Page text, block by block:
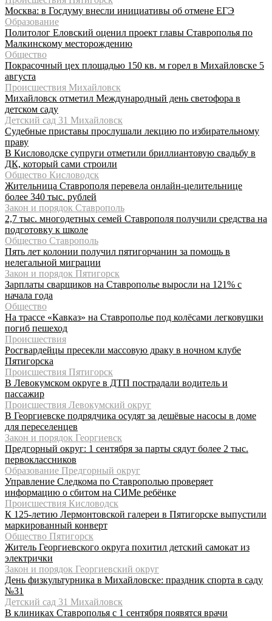
Москва: в Госдуму внесли инициативы об отмене ЕГЭ
Образование
Политолог Еловский оценил проект главы Ставрополья по
Малкинскому месторождению
Общество
Покрасочный цех площадью 150 кв. м горел в Михайловске 5
августа
Происшествия Михайловск
Михайловск отметил Международный день светофора в
детском саду
Детский сад 31 Михайловск
Судебные приставы прослушали лекцию по избирательному
праву
В Кисловодске супруги отметили бриллиантовую свадьбу в
ДК, который сами строили
Общество Кисловодск
Жительница Ставрополя перевела онлайн-целительнице
более 340 тыс. рублей
Закон и порядок Ставрополь
2,7 тыс. многодетных семей Ставрополя получили средства на
подготовку к школе
Общество Ставрополь
Пять лет колонии получил пятигорчанин за помощь в
нелегальной миграции
Закон и порядок Пятигорск
Зарплаты сварщиков на Ставрополье выросли на 121% с
начала года
Общество
На трассе «Кавказ» на Ставрополье под колёсами легковушки
погиб пешеход
Происшествия
Росгвардейцы пресекли массовую драку в ночном клубе
Пятигорска
Происшествия Пятигорск
В Левокумском округе в ДТП пострадали водитель и
пассажир
Происшествия Левокумский округ
В Георгиевске подрядчика осудят за дешёвые насосы в доме
для переселенцев
Закон и порядок Георгиевск
Предгорный округ: 1 сентября за парты сядут более 2 тыс.
первоклассников
Образование Предгорный округ
Управление Следкома по Ставрополью проверяет
информацию о сбитом на СИМе ребёнке
Происшествия Кисловодск
К 125-летию Лермонтовской галереи в Пятигорске выпустили
маркированный конверт
Общество Пятигорск
Житель Георгиевского округа похитил детский самокат из
электрички
Закон и порядок Георгиевский округ
День физкультурника в Михайловске: праздник спорта в саду
№31
Детский сад 31 Михайловск
В клиниках Ставрополья с 1 сентября появятся врачи